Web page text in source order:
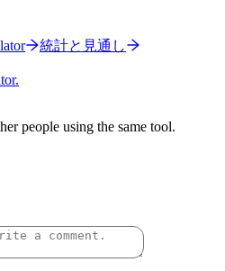
統計と見通し
people using the same tool.